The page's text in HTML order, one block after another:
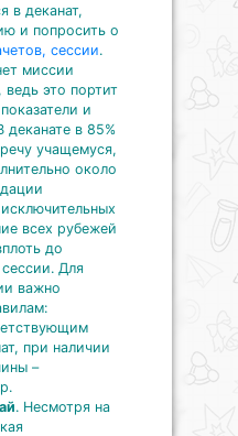
в деканат,
и попросить о
сессии.
миссии
ведь это портит
и
деканате в 85%
учащемуся,
около
всех рубежей
до
Для
важно
при наличии
–
. Несмотря на